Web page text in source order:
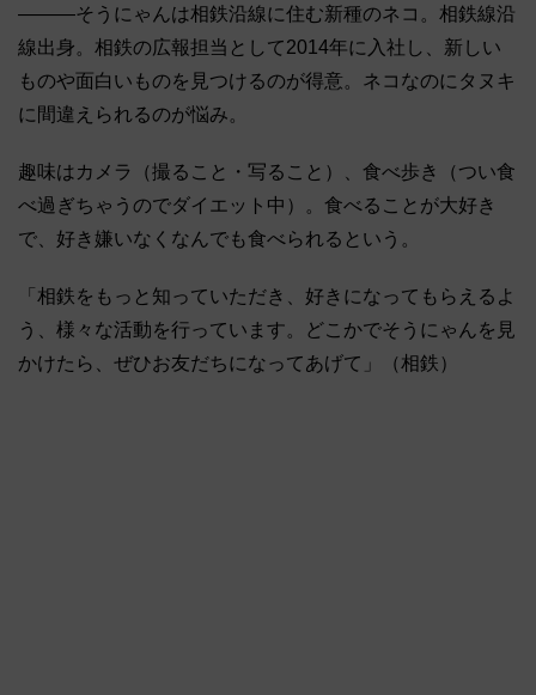
―――そうにゃんは相鉄沿線に住む新種のネコ。相鉄線沿
線出身。相鉄の広報担当として2014年に入社し、新しい
ものや面白いものを見つけるのが得意。ネコなのにタヌキ
に間違えられるのが悩み。
趣味はカメラ（撮ること・写ること）、食べ歩き（つい食
べ過ぎちゃうのでダイエット中）。食べることが大好き
で、好き嫌いなくなんでも食べられるという。
「相鉄をもっと知っていただき、好きになってもらえるよ
う、様々な活動を行っています。どこかでそうにゃんを見
かけたら、ぜひお友だちになってあげて」（相鉄）